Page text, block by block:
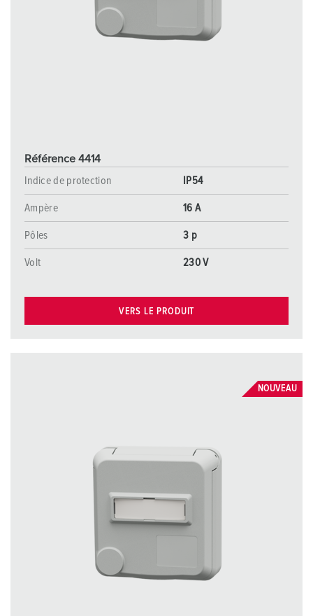
Référence 4414
Indice de protection
IP54
Ampère 16 A
Pôles 3 p
Volt 230 V
VERS LE PRODUIT
NOUVEAU